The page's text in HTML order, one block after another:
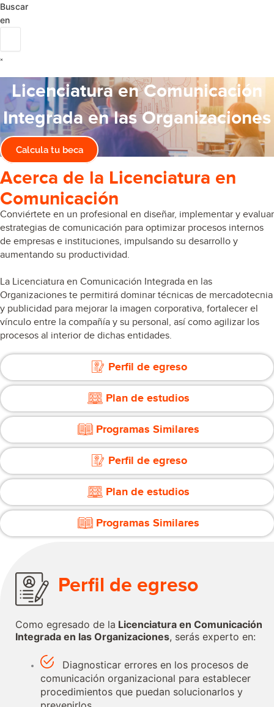
Buscar
en
Licenciatura en Comunicación
Integrada en las Organizaciones
Calcula tu beca
Acerca de la Licenciatura en
Comunicación
Conviértete en un profesional en diseñar, implementar y evaluar
estrategias de comunicación para optimizar procesos internos
de empresas e instituciones, impulsando su desarrollo y
aumentando su productividad.
La Licenciatura en Comunicación Integrada en las
Organizaciones te permitirá dominar técnicas de mercadotecnia
y publicidad para mejorar la imagen corporativa, fortalecer el
vínculo entre la compañía y su personal, así como agilizar los
procesos al interior de dichas entidades.
Perfil de egreso
Plan de estudios
Programas Similares
Perfil de egreso
Plan de estudios
Programas Similares
Perfil de egreso
Como egresado de la Licenciatura en Comunicación
Integrada en las Organizaciones, serás experto en:
Diagnosticar errores en los procesos de
comunicación organizacional para establecer
procedimientos que puedan solucionarlos y